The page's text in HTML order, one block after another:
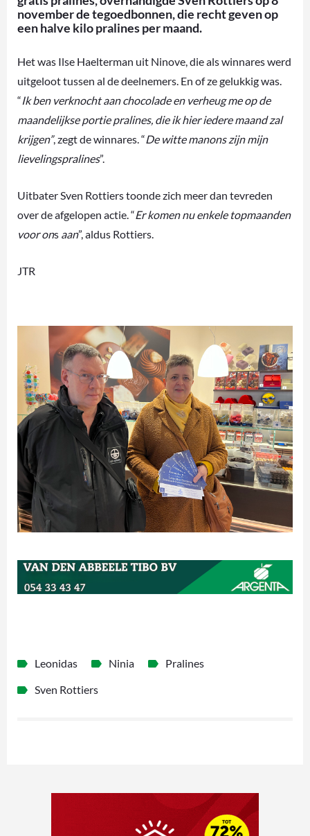
november de tegoedbonnen, die recht geven op
een halve kilo pralines per maand.
Het was Ilse Haelterman uit Ninove, die als winnares werd
uitgeloot tussen al de deelnemers. En of ze gelukkig was.
“Ik ben verknocht aan chocolade en verheug me op de
maandelijkse portie pralines, die ik hier iedere maand zal
krijgen”, zegt de winnares. “De witte manons zijn mijn
lievelingspralines”.
Uitbater Sven Rottiers toonde zich meer dan tevreden
over de afgelopen actie. “Er komen nu enkele topmaanden
voor ons aan”, aldus Rottiers.
JTR
Leonidas Ninia
Pralines
Sven Rottiers